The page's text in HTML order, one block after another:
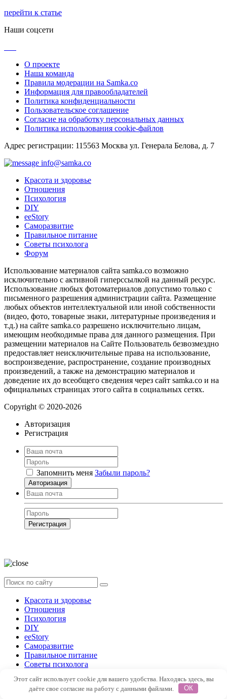
перейти к статье
Наши соцсети
О проекте
Наша команда
Правила модерации на Samka.co
Информация для правообладателей
Политика конфиденциальности
Пользовательское соглашение
Согласие на обработку персональных данных
Политика использования cookie-файлов
Адрес регистрации: 115563 Москва ул. Генерала Белова, д. 7
info@samka.co
Красота и здоровье
Отношения
Психология
DIY
ееStory
Саморазвитие
Правильное питание
Советы психолога
Форум
Использование материалов сайта samka.co возможно
исключительно с активной гиперссылкой на данный ресурс.
Использование любых фотоматериалов допустимо только с
письменного разрешения администрации сайта. Размещение
любых объектов интеллектуальной или иной собственности
(видео, фото, товарные знаки, литературные произведения и
т.д.) на сайте samka.co разрешено исключительно лицам,
имеющим необходимые права для данного размещения. При
размещении материалов на Сайте Пользователь безвозмездно
предоставляет неисключительные права на использование,
воспроизведение, распространение, создание производных
произведений, а также на демонстрацию материалов и
доведение их до всеобщего сведения через сайт samka.co и на
официальных страницах этого сайта в социальных сетях.
Copyright © 2020-2026
Авторизация
Регистрация
Запомнить меня Забыли пароль?
Авторизация
Регистрация
Красота и здоровье
Отношения
Психология
DIY
ееStory
Саморазвитие
Правильное питание
Советы психолога
Этот сайт использует cookie для вашего удобства. Находясь здесь, вы
даёте свое согласие на работу с данными файлами.
ОК